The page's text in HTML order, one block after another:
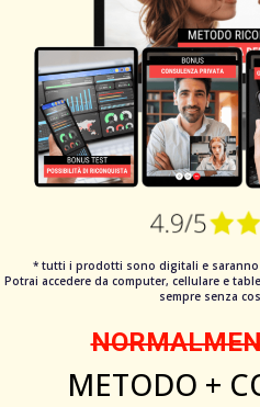
* tutti i prodotti sono digitali e
Potrai accedere da computer, cellulare e
sempre senza
METODO +